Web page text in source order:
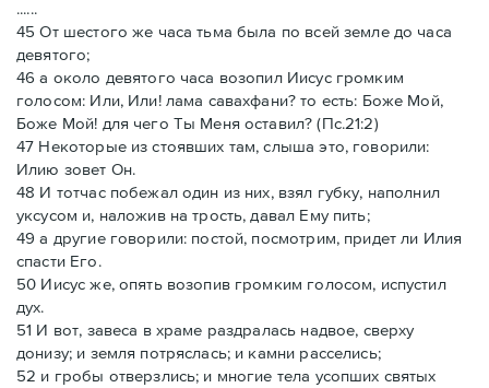
......
45 От шестого же часа тьма была по всей земле до часа
девятого;
46 а около девятого часа возопил Иисус громким
голосом: Или, Или! лама савахфани? то есть: Боже Мой,
Боже Мой! для чего Ты Меня оставил? (Пс.21:2)
47 Некоторые из стоявших там, слыша это, говорили:
Илию зовет Он.
48 И тотчас побежал один из них, взял губку, наполнил
уксусом и, наложив на трость, давал Ему пить;
49 а другие говорили: постой, посмотрим, придет ли Илия
спасти Его.
50 Иисус же, опять возопив громким голосом, испустил
дух.
51 И вот, завеса в храме раздралась надвое, сверху
донизу; и земля потряслась; и камни расселись;
52 и гробы отверзлись; и многие тела усопших святых